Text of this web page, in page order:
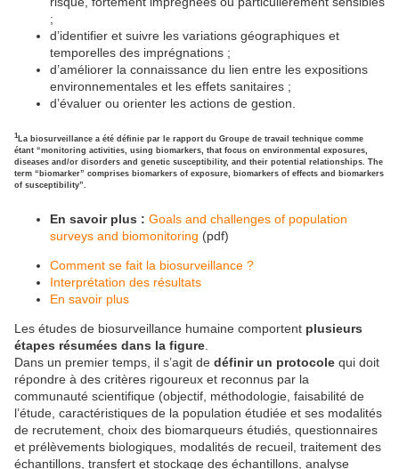
;
d’identifier et suivre les variations géographiques et
temporelles des imprégnations ;
d’améliorer la connaissance du lien entre les expositions
environnementales et les effets sanitaires ;
d’évaluer ou orienter les actions de gestion.
1
La biosurveillance a été définie par le rapport du Groupe de travail technique comme
étant “monitoring activities, using biomarkers, that focus on environmental exposures,
diseases and/or disorders and genetic susceptibility, and their potential relationships. The
term “biomarker” comprises biomarkers of exposure, biomarkers of effects and biomarkers
of susceptibility”.
En savoir plus : Goals and challenges of population
surveys and biomonitoring (pdf)
Comment se fait la biosurveillance ?
Interprétation des résultats
En savoir plus
Les études de biosurveillance humaine comportent plusieurs
étapes résumées dans la figure
Dans un premier temps, il s’agit de définir un protocole qui doit
répondre à des critères rigoureux et reconnus par la
communauté scientifique (objectif, méthodologie, faisabilité de
l’étude, caractéristiques de la population étudiée et ses modalités
de recrutement, choix des biomarqueurs étudiés, questionnaires
et prélèvements biologiques, modalités de recueil, traitement des
échantillons, transfert et stockage des échantillons, analyse